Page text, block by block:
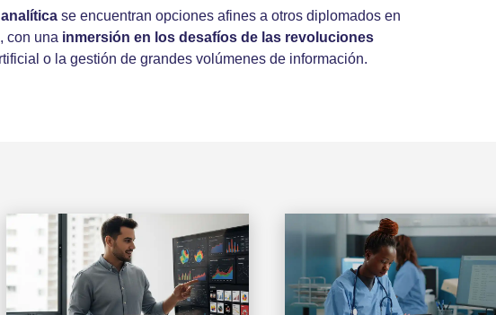
se encuentran opciones afines a otros diplomados en
con una inmersión en los desafíos de las revoluciones
o la gestión de grandes volúmenes de información.